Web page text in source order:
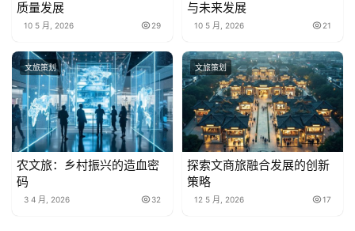
质量发展
10 5 月, 2026 29
与未来发展
10 5 月, 2026 21
文旅策划
农文旅：乡村振兴的造血密
码
3 4 月, 2026 32
文旅策划
探索文商旅融合发展的创新
策略
12 5 月, 2026 17